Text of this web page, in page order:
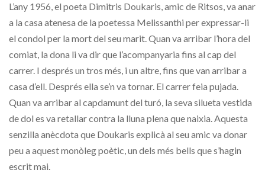
L’any 1956, el poeta Dimitris Doukaris, amic de Ritsos, va anar
a la casa atenesa de la poetessa Melissanthi per expressar-li
el condol per la mort del seu marit. Quan va arribar l’hora del
comiat, la dona li va dir que l’acompanyaria fins al cap del
carrer. I després un tros més, i un altre, fins que van arribar a
casa d’ell. Després ella se’n va tornar. El carrer feia pujada.
Quan va arribar al capdamunt del turó, la seva silueta vestida
de dol es va retallar contra la lluna plena que naixia. Aquesta
senzilla anècdota que Doukaris explicà al seu amic va donar
peu a aquest monòleg poètic, un dels més bells que s’hagin
escrit mai.